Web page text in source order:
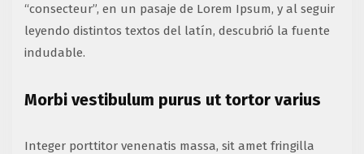
“consecteur”, en un pasaje de Lorem Ipsum, y al seguir
leyendo distintos textos del latín, descubrió la fuente
indudable.
Morbi vestibulum purus ut tortor varius
Integer porttitor venenatis massa, sit amet fringilla